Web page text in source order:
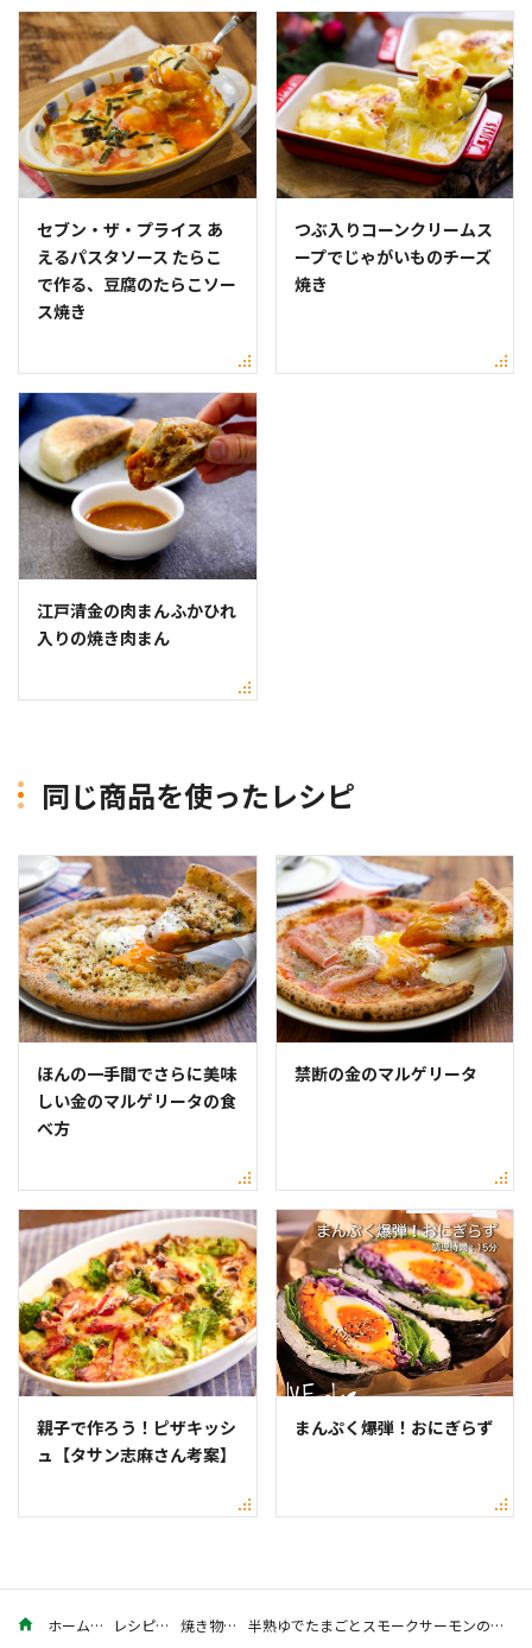
セブン・ザ・プライス あ
えるパスタソース たらこ
で作る、豆腐のたらこソー
ス焼き
つぶ入りコーンクリームス
ープでじゃがいものチーズ
焼き
江戸清金の肉まんふかひれ
入りの焼き肉まん
同じ商品を使ったレシピ
ほんの一手間でさらに美味
しい金のマルゲリータの食
べ方
禁断の金のマルゲリータ
親子で作ろう！ピザキッシ
ュ【タサン志麻さん考案】
まんぷく爆弾！おにぎらず
ホーム レシピ 焼き物 半熟ゆでたまごとスモークサーモンのせで極上に美味しい金のマルゲリータ